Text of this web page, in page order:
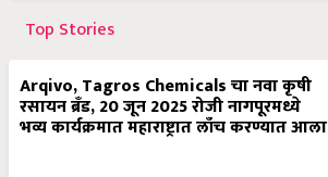
Top Stories
Arqivo, Tagros Chemicals चा नवा कृषी
रसायन ब्रँड, 20 जून 2025 रोजी नागपूरमध्ये
भव्य कार्यक्रमात महाराष्ट्रात लाँच करण्यात आला